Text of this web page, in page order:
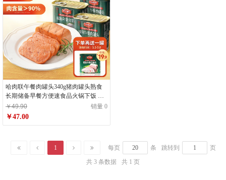
哈肉联午餐肉罐头340g猪肉罐头熟食
长期储备早餐方便速食品火锅下饭 即
食早餐火腿 旅行出游零食 340g*3盒
￥49.90 销量 0
￥47.00
1 每页 条 跳转到
页
共 3 条数据
共 1 页